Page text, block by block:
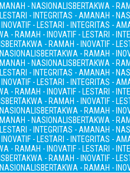
- NASIONALISBERTAKWA -
- INTEGRITAS - AMANAH -
- LESTARI - INTEGRITAS -
- RAMAH - INOVATIF - LESTARI -
BERTAKWA - RAMAH - INOVATIF -
BERTAKWA - RAMAH -
- NASIONALISBERTAKWA -
- INTEGRITAS - AMANAH -
- LESTARI - INTEGRITAS -
- RAMAH - INOVATIF - LESTARI -
BERTAKWA - RAMAH - INOVATIF -
BERTAKWA - RAMAH -
- NASIONALISBERTAKWA -
- INTEGRITAS - AMANAH -
- LESTARI - INTEGRITAS -
- RAMAH - INOVATIF - LESTARI -
BERTAKWA - RAMAH - INOVATIF -
BERTAKWA - RAMAH -